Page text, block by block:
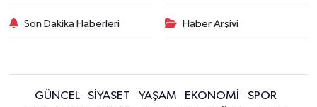
Son Dakika Haberleri Haber Arşivi
GÜNCEL SİYASET YAŞAM EKONOMİ
SPOR